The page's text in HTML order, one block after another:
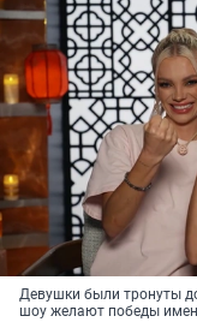
Девушки были тронуты
шоу желают победы